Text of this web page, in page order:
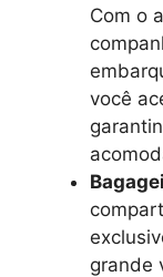
Com o
você
grande